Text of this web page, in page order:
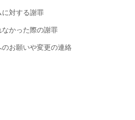
に対する謝罪
かった際の謝罪
お願いや変更の連絡